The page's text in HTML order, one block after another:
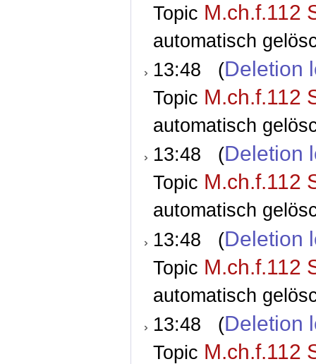
Topic M.ch.f.112
automatisch
13:48 (Deletion
Topic M.ch.f.112
automatisch
13:48 (Deletion
Topic M.ch.f.112
automatisch
13:48 (Deletion
Topic M.ch.f.112
automatisch
13:48 (Deletion
Topic M.ch.f.112